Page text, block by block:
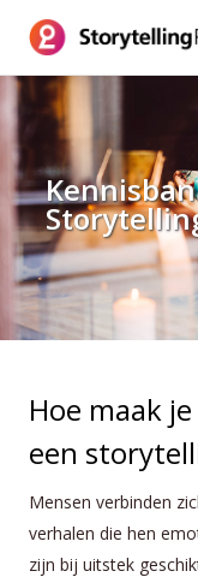
Hoe maak
een
Mensen verbinden
verhalen die hen
zijn bij uitstek